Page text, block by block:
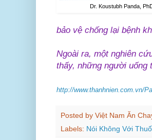
Dr. Koustubh Panda,
bảo vệ chống lại bệnh
Ngoài ra, một nghiên
thấy, những người uống
http://www.thanhnien.com.vn/
Posted by Việt Nam Ăn
Labels: Nói Không Với